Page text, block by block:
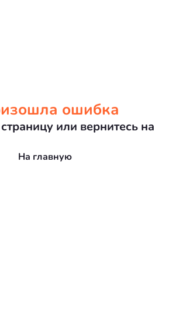
ошибка
или вернитесь на
На главную